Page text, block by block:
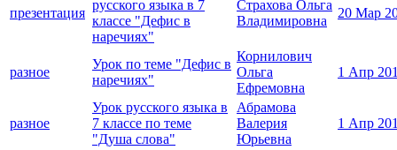
презентация
русского языка в 7
классе "Дефис в
наречиях"
Страхова Ольга
Владимировна
20 Мар
разное
Урок по теме "Дефис в
наречиях"
Корнилович
Ольга
Ефремовна
1 Апр
разное
Урок русского языка в
7 классе по теме
"Душа слова"
Абрамова
Валерия
Юрьевна
1 Апр